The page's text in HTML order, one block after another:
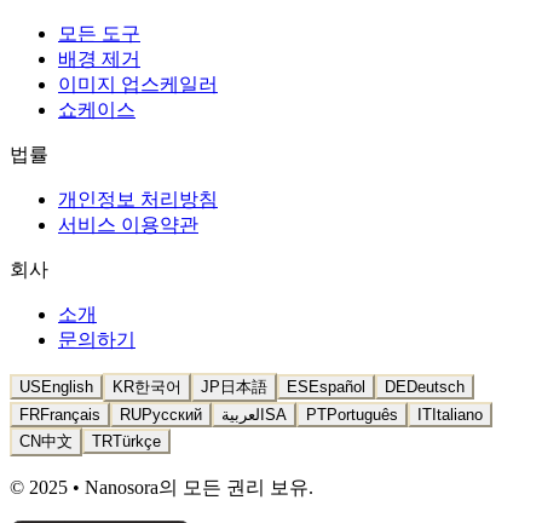
모든 도구
배경 제거
이미지 업스케일러
쇼케이스
법률
개인정보 처리방침
서비스 이용약관
회사
소개
문의하기
US English KR한국어 JP 日本語 ES Español DE Deutsch
FRFrançais RUРусский SA العربية PTPortuguês IT Italiano
CN中文 TRTürkçe
© 2025 • Nanosora의 모든 권리 보유.